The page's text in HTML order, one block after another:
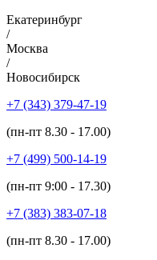
Екатеринбург
/
Москва
/
Новосибирск
+7 (343) 379-47-19
(пн-пт 8.30 - 17.00)
+7 (499) 500-14-19
(пн-пт 9:00 - 17.30)
+7 (383) 383-07-18
(пн-пт 8.30 - 17.00)